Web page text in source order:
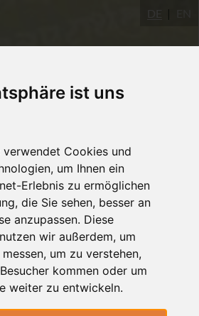
ist uns
verwendet Cookies und
um Ihnen ein
Erlebnis zu ermöglichen
die Sie sehen, besser an
anzupassen. Diese
wir außerdem, um
um zu verstehen,
kommen oder um
weiter zu entwickeln.
Login